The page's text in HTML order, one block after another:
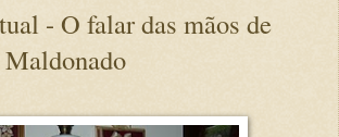
- O falar das mãos de